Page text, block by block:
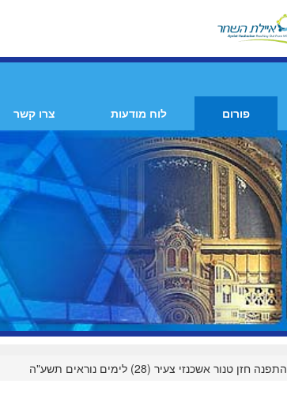
פורום לוח מודעות צרו קשר
התפנה חזן טנור אשכנזי צעיר (28) לימים נוראים תשע"ה